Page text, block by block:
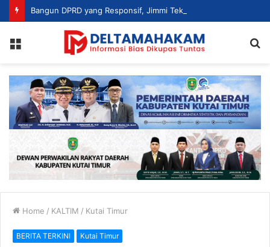
Home / KALTIM / Kutai Timur
BERITA TERKINI Kutai Timur